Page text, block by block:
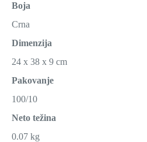
Boja
Crna
Dimenzija
24 x 38 x 9 cm
Pakovanje
100/10
Neto težina
0.07 kg